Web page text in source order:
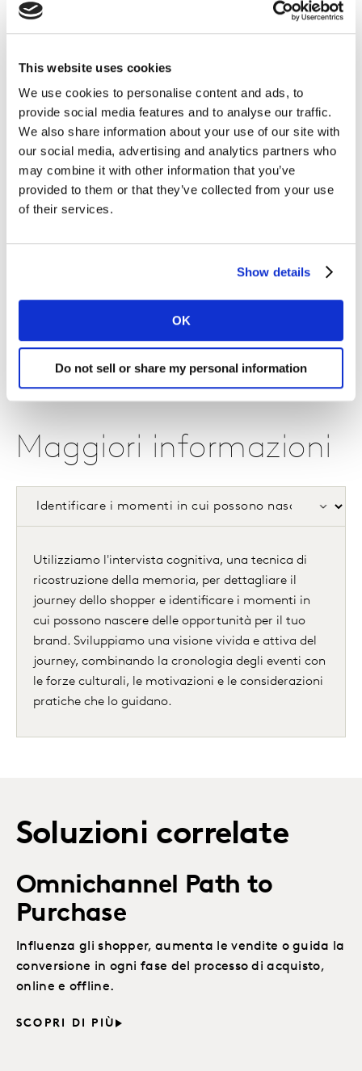
This website uses cookies
We use cookies to personalise content and ads, to
provide social media features and to analyse our traffic.
We also share information about your use of our site with
our social media, advertising and analytics partners who
may combine it with other information that you’ve
provided to them or that they’ve collected from your use
of their services.
Show details
OK
Do not sell or share my personal information
Soluzioni innovative
processo decisionale attraverso interviste cognitive,
Approccio olistico
Utilizziamo approcci qualitativi e quantitativi
combinandoli con altre fonti di dati per aiutarti a
comportamento umano in oltre 80 mercati, ti
aiutiamo a capire come influenzare le decisioni degli
Maggiori informazioni
Utilizziamo l'intervista cognitiva, una tecnica di
ricostruzione della memoria, per dettagliare il
journey dello shopper e identificare i momenti in
cui possono nascere delle opportunità per il tuo
brand. Sviluppiamo una visione vivida e attiva del
journey, combinando la cronologia degli eventi con
le forze culturali, le motivazioni e le considerazioni
pratiche che lo guidano.
Soluzioni correlate
Omnichannel Path to
Purchase
Influenza gli shopper, aumenta le vendite o guida la
conversione in ogni fase del processo di acquisto,
online e offline.
SCOPRI DI PIÙ